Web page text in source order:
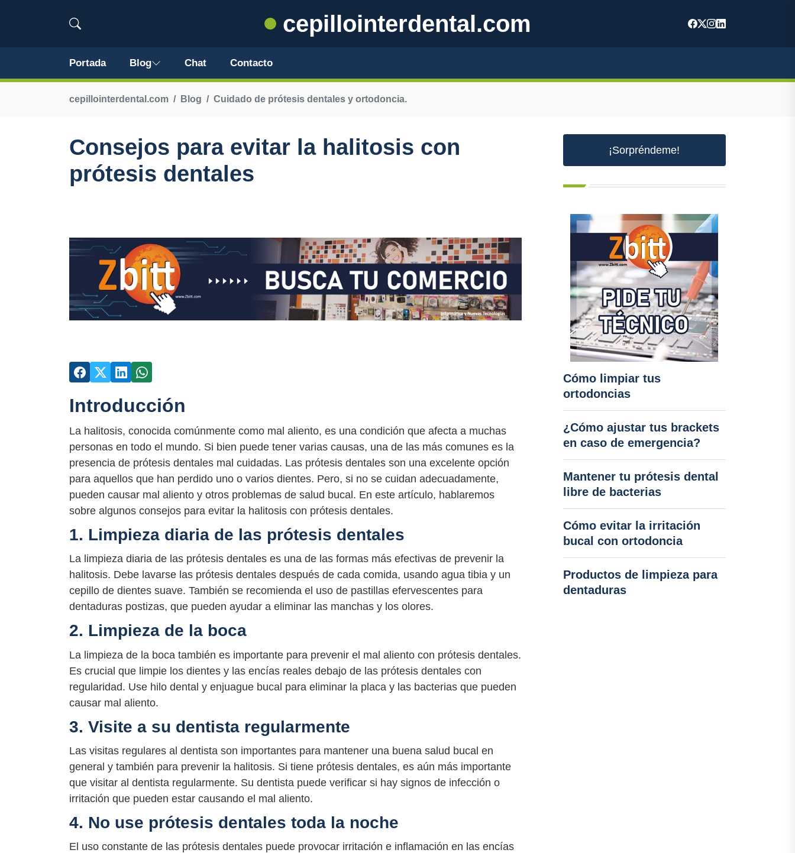
cepillointerdental.com
Portada Blog Chat Contacto
cepillointerdental.com Blog Cuidado de prótesis dentales y ortodoncia.
Consejos para evitar la halitosis con
prótesis dentales
Introducción
La halitosis, conocida comúnmente como mal aliento, es una condición que afecta a muchas
personas en todo el mundo. Si bien puede tener varias causas, una de las más comunes es la
presencia de prótesis dentales mal cuidadas. Las prótesis dentales son una excelente opción
para aquellos que han perdido uno o varios dientes. Pero, si no se cuidan adecuadamente,
pueden causar mal aliento y otros problemas de salud bucal. En este artículo, hablaremos
sobre algunos consejos para evitar la halitosis con prótesis dentales.
1. Limpieza diaria de las prótesis dentales
La limpieza diaria de las prótesis dentales es una de las formas más efectivas de prevenir la
halitosis. Debe lavarse las prótesis dentales después de cada comida, usando agua tibia y un
cepillo de dientes suave. También se recomienda el uso de pastillas efervescentes para
dentaduras postizas, que pueden ayudar a eliminar las manchas y los olores.
2. Limpieza de la boca
La limpieza de la boca también es importante para prevenir el mal aliento con prótesis dentales.
Es crucial que limpie los dientes y las encías reales debajo de las prótesis dentales con
regularidad. Use hilo dental y enjuague bucal para eliminar la placa y las bacterias que pueden
causar mal aliento.
3. Visite a su dentista regularmente
Las visitas regulares al dentista son importantes para mantener una buena salud bucal en
general y también para prevenir la halitosis. Si tiene prótesis dentales, es aún más importante
que visitar al dentista regularmente. Su dentista puede verificar si hay signos de infección o
irritación que pueden estar causando el mal aliento.
4. No use prótesis dentales toda la noche
El uso constante de las prótesis dentales puede provocar irritación e inflamación en las encías
¡Sorpréndeme!
Cómo limpiar tus
ortodoncias
¿Cómo ajustar tus brackets
en caso de emergencia?
Mantener tu prótesis dental
libre de bacterias
Cómo evitar la irritación
bucal con ortodoncia
Productos de limpieza para
dentaduras